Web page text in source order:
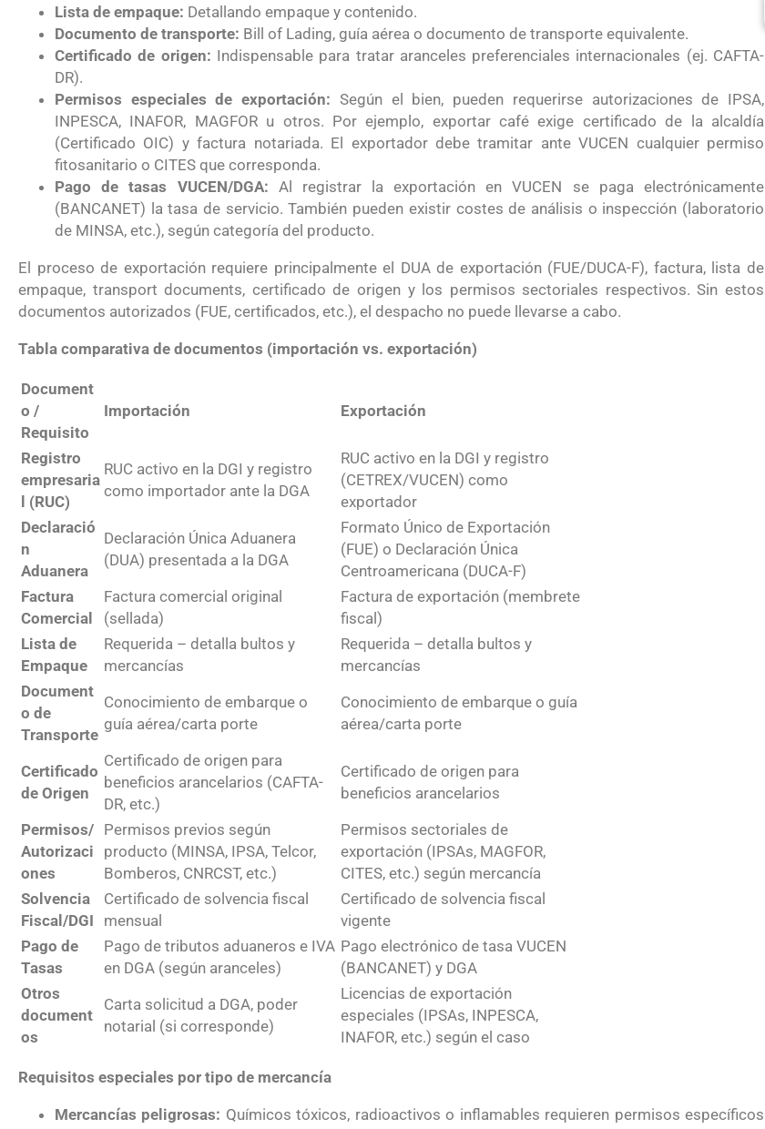
Lista de empaque: Detallando empaque y contenido.
Documento de transporte: Bill of Lading, guía aérea o documento de transporte equivalente.
Certificado de origen: Indispensable para tratar aranceles preferenciales internacionales (ej. CAFTA-
DR).
Permisos especiales de exportación: Según el bien, pueden requerirse autorizaciones de IPSA,
INPESCA, INAFOR, MAGFOR u otros. Por ejemplo, exportar café exige certificado de la alcaldía
(Certificado OIC) y factura notariada. El exportador debe tramitar ante VUCEN cualquier permiso
fitosanitario o CITES que corresponda.
Pago de tasas VUCEN/DGA: Al registrar la exportación en VUCEN se paga electrónicamente
(BANCANET) la tasa de servicio. También pueden existir costes de análisis o inspección (laboratorio
de MINSA, etc.), según categoría del producto.
El proceso de exportación requiere principalmente el DUA de exportación (FUE/DUCA-F), factura, lista de
empaque, transport documents, certificado de origen y los permisos sectoriales respectivos. Sin estos
documentos autorizados (FUE, certificados, etc.), el despacho no puede llevarse a cabo.
Tabla comparativa de documentos (importación vs. exportación)
Document
o /
Requisito
Importación Exportación
Registro
empresaria
l (RUC)
RUC activo en la DGI y registro
como importador ante la DGA
RUC activo en la DGI y registro
(CETREX/VUCEN) como
exportador
Declaració
n
Aduanera
Declaración Única Aduanera
(DUA) presentada a la DGA
Formato Único de Exportación
(FUE) o Declaración Única
Centroamericana (DUCA-F)
Factura
Comercial
Factura comercial original
(sellada)
Factura de exportación (membrete
fiscal)
Lista de
Empaque
Requerida – detalla bultos y
mercancías
Requerida – detalla bultos y
mercancías
Document
o de
Transporte
Conocimiento de embarque o
guía aérea/carta porte
Conocimiento de embarque o guía
aérea/carta porte
Certificado
de Origen
Certificado de origen para
beneficios arancelarios (CAFTA-
DR, etc.)
Certificado de origen para
beneficios arancelarios
Permisos/
Autorizaci
ones
Permisos previos según
producto (MINSA, IPSA, Telcor,
Bomberos, CNRCST, etc.)
Permisos sectoriales de
exportación (IPSAs, MAGFOR,
CITES, etc.) según mercancía
Solvencia
Fiscal/DGI
Certificado de solvencia fiscal
mensual
Certificado de solvencia fiscal
vigente
Pago de
Tasas
Pago de tributos aduaneros e IVA
en DGA (según aranceles)
Pago electrónico de tasa VUCEN
(BANCANET) y DGA
Otros
document
os
Carta solicitud a DGA, poder
notarial (si corresponde)
Licencias de exportación
especiales (IPSAs, INPESCA,
INAFOR, etc.) según el caso
Requisitos especiales por tipo de mercancía
Mercancías peligrosas: Químicos tóxicos, radioactivos o inflamables requieren permisos específicos